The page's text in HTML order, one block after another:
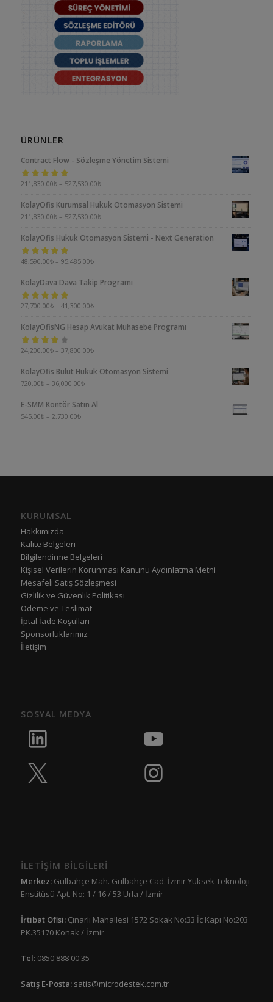
ÜRÜNLER
Contract Flow - Sözleşme Yönetim Sistemi
5 üzerinden
211,830.00₺ – 527,530.00₺
KolayOfis Kurumsal Hukuk Otomasyon Sistemi
211,830.00₺ – 527,530.00₺
KolayOfis Hukuk Otomasyon Sistemi - Next Generation
5 üzerinden
48,590.00₺ – 95,485.00₺
KolayDava Dava Takip Programı
5 üzerinden
27,700.00₺ – 41,300.00₺
KolayOfisNG Hesap Avukat Muhasebe Programı
5
4.00oy aldı
24,200.00₺ – 37,800.00₺
KolayOfis Bulut Hukuk Otomasyon Sistemi
720.00₺ – 36,000.00₺
E-SMM Kontör Satın Al
545.00₺ – 2,730.00₺
KURUMSAL
Hakkımızda
Kalite Belgeleri
Bilgilendirme Belgeleri
Kişisel Verilerin Korunması Kanunu Aydınlatma Metni
Mesafeli Satış Sözleşmesi
Gizlilik ve Güvenlik Politikası
Ödeme ve Teslimat
İptal İade Koşulları
Sponsorluklarımız
İletişim
SOSYAL MEDYA
İLETİŞİM BİLGİLERİ
Merkez:Gülbahçe Mah. Gülbahçe Cad. İzmir Yüksek Teknoloji
Enstitüsü Apt. No: 1 / 16 / 53 Urla / İzmir
İrtibat Ofisi: Çınarlı Mahallesi 1572 Sokak No:33 İç Kapı No:203
PK.35170 Konak / İzmir
Tel:0850 888 00 35
Satış E-Posta: satis@microdestek.com.tr